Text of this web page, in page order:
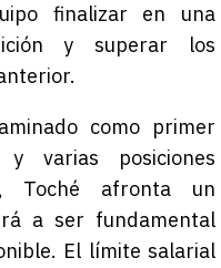
finalizar en una
y superar los
como primer
varias posiciones
Toché afronta un
a ser fundamental
El límite salarial